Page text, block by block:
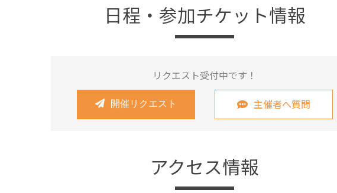
日程・参加チケット情報
リクエスト受付中です！
開催リクエスト 主催者へ質問
アクセス情報